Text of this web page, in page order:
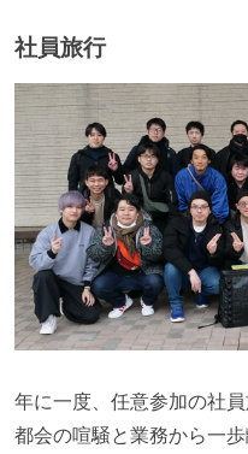
社員旅行
年に一度、任意参加の社員
都会の喧騒と業務から一